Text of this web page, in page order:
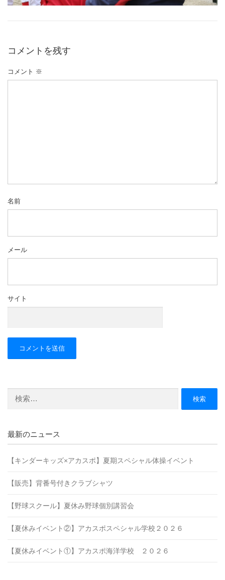
コメントを残す
コメント ※
名前
メール
サイト
最新のニュース
【キンダーキッズ×アカスポ】夏期スペシャル体操イベント
【販売】背番号付きクラブシャツ
【野球スクール】夏休み野球個別講習会
【夏休みイベント②】アカスポスペシャル学校２０２６
【夏休みイベント①】アカスポ海洋学校 ２０２６